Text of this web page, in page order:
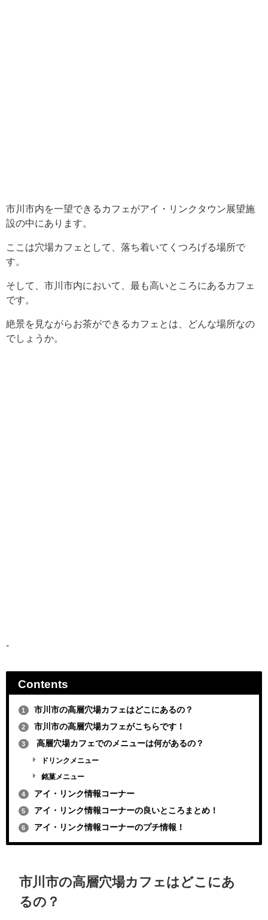
市川市内を一望できるカフェがアイ・リンクタウン展望施
設の中にあります。
ここは穴場カフェとして、落ち着いてくつろげる場所で
す。
そして、市川市内において、最も高いところにあるカフェ
です。
絶景を見ながらお茶ができるカフェとは、どんな場所なの
でしょうか。
-
Contents
1 市川市の高層穴場カフェはどこにあるの？
2 市川市の高層穴場カフェがこちらです！
3 高層穴場カフェでのメニューは何があるの？
ドリンクメニュー
銘菓メニュー
4 アイ・リンク情報コーナー
5 アイ・リンク情報コーナーの良いところまとめ！
6 アイ・リンク情報コーナーのプチ情報！
市川市の高層穴場カフェはどこにあ
るの？